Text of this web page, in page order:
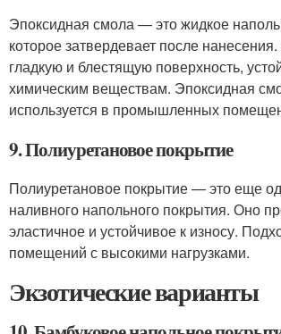
Эпоксидная смола — это жидкое
которое затвердевает после
гладкую и блестящую поверхность,
химическим веществам. Эпоксидная
используется в промышленных
9. Полиуретановое покрытие
Полиуретановое покрытие — это еще
наливного напольного покрытия. Оно
эластичное и устойчивое к износу.
помещений с высокими нагрузками.
Экзотические варианты